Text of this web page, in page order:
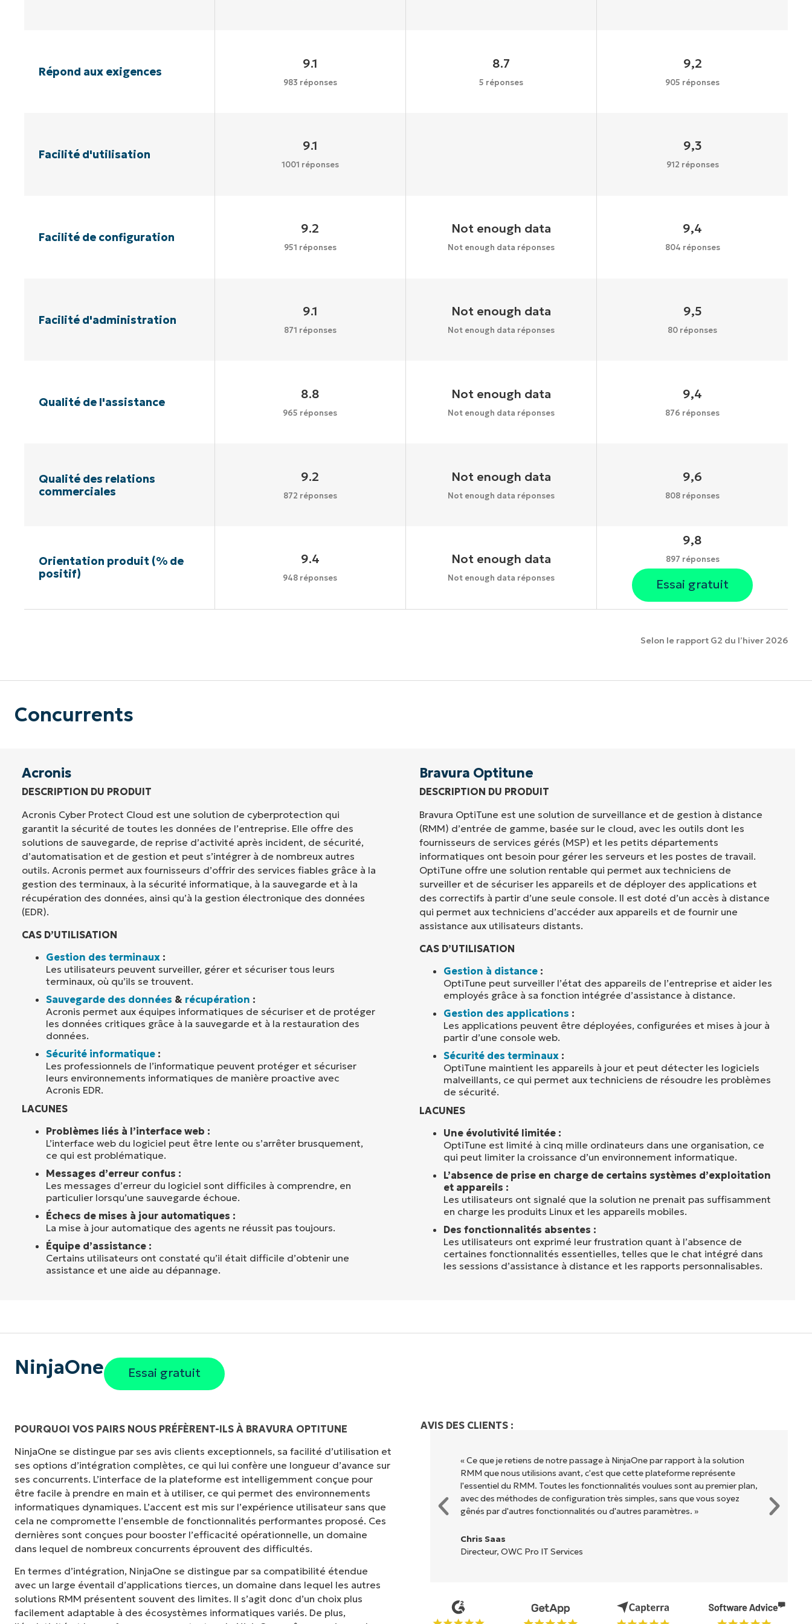
Répond aux exigences
9.1
983 réponses
8.7
5 réponses
9,2
905 réponses
Facilité d'utilisation
9.1
1001 réponses
9,3
912 réponses
Facilité de configuration
9.2
951 réponses
Not enough data
Not enough data réponses
9,4
804 réponses
Facilité d'administration
9.1
871 réponses
Not enough data
Not enough data réponses
9,5
80 réponses
Qualité de l'assistance
8.8
965 réponses
Not enough data
Not enough data réponses
9,4
876 réponses
Qualité des relations
commerciales
9.2
872 réponses
Not enough data
Not enough data réponses
9,6
808 réponses
Orientation produit (% de
positif)
9.4
948 réponses
Not enough data
Not enough data réponses
9,8
897 réponses
Essai gratuit
Selon le rapport G2 du l’hiver 2026
Concurrents
Acronis
DESCRIPTION DU PRODUIT
Acronis Cyber Protect Cloud est une solution de cyberprotection qui
garantit la sécurité de toutes les données de l’entreprise. Elle offre des
solutions de sauvegarde, de reprise d’activité après incident, de sécurité,
d’automatisation et de gestion et peut s’intégrer à de nombreux autres
outils. Acronis permet aux fournisseurs d’offrir des services fiables grâce à la
gestion des terminaux, à la sécurité informatique, à la sauvegarde et à la
récupération des données, ainsi qu’à la gestion électronique des données
(EDR).
CAS D’UTILISATION
Gestion des terminaux :
Les utilisateurs peuvent surveiller, gérer et sécuriser tous leurs
terminaux, où qu’ils se trouvent.
Sauvegarde des données & récupération :
Acronis permet aux équipes informatiques de sécuriser et de protéger
les données critiques grâce à la sauvegarde et à la restauration des
données.
Sécurité informatique :
Les professionnels de l’informatique peuvent protéger et sécuriser
leurs environnements informatiques de manière proactive avec
Acronis EDR.
LACUNES
Problèmes liés à l’interface web :
L’interface web du logiciel peut être lente ou s’arrêter brusquement,
ce qui est problématique.
Messages d’erreur confus :
Les messages d’erreur du logiciel sont difficiles à comprendre, en
particulier lorsqu’une sauvegarde échoue.
Échecs de mises à jour automatiques :
La mise à jour automatique des agents ne réussit pas toujours.
Équipe d’assistance :
Certains utilisateurs ont constaté qu’il était difficile d’obtenir une
assistance et une aide au dépannage.
Bravura Optitune
DESCRIPTION DU PRODUIT
Bravura OptiTune est une solution de surveillance et de gestion à distance
(RMM) d’entrée de gamme, basée sur le cloud, avec les outils dont les
fournisseurs de services gérés (MSP) et les petits départements
informatiques ont besoin pour gérer les serveurs et les postes de travail.
OptiTune offre une solution rentable qui permet aux techniciens de
surveiller et de sécuriser les appareils et de déployer des applications et
des correctifs à partir d’une seule console. Il est doté d’un accès à distance
qui permet aux techniciens d’accéder aux appareils et de fournir une
assistance aux utilisateurs distants.
CAS D’UTILISATION
Gestion à distance :
OptiTune peut surveiller l’état des appareils de l’entreprise et aider les
employés grâce à sa fonction intégrée d’assistance à distance.
Gestion des applications :
Les applications peuvent être déployées, configurées et mises à jour à
partir d’une console web.
Sécurité des terminaux :
OptiTune maintient les appareils à jour et peut détecter les logiciels
malveillants, ce qui permet aux techniciens de résoudre les problèmes
de sécurité.
LACUNES
Une évolutivité limitée :
OptiTune est limité à cinq mille ordinateurs dans une organisation, ce
qui peut limiter la croissance d’un environnement informatique.
L’absence de prise en charge de certains systèmes d’exploitation
et appareils :
Les utilisateurs ont signalé que la solution ne prenait pas suffisamment
en charge les produits Linux et les appareils mobiles.
Des fonctionnalités absentes :
Les utilisateurs ont exprimé leur frustration quant à l’absence de
certaines fonctionnalités essentielles, telles que le chat intégré dans
les sessions d’assistance à distance et les rapports personnalisables.
NinjaOne Essai gratuit
POURQUOI VOS PAIRS NOUS PRÉFÈRENT-ILS À BRAVURA OPTITUNE
NinjaOne se distingue par ses avis clients exceptionnels, sa facilité d’utilisation et
ses options d’intégration complètes, ce qui lui confère une longueur d’avance sur
ses concurrents. L’interface de la plateforme est intelligemment conçue pour
être facile à prendre en main et à utiliser, ce qui permet des environnements
informatiques dynamiques. L’accent est mis sur l’expérience utilisateur sans que
cela ne compromette l’ensemble de fonctionnalités performantes proposé. Ces
dernières sont conçues pour booster l’efficacité opérationnelle, un domaine
dans lequel de nombreux concurrents éprouvent des difficultés.
En termes d’intégration, NinjaOne se distingue par sa compatibilité étendue
avec un large éventail d’applications tierces, un domaine dans lequel les autres
solutions RMM présentent souvent des limites. Il s’agit donc d’un choix plus
facilement adaptable à des écosystèmes informatiques variés. De plus,
AVIS DES CLIENTS :
« NinjaOne est extrêmement simple d'utilisation grâce à une interface fluide
et des fonctionnalités back-end puissantes. Pas de configuration complexe
ou d'interface difficile à maîtriser. Toutes les options et tous les outils sont
clairement étiquetés, faciles à comprendre et il est très facile de s'y
retrouver. »
Ryan Reiffenberger
Reiffenberger.NET Technology Solutions
« Ce que je retiens de notre passage à NinjaOne par rapport à la solution
RMM que nous utilisions avant, c'est que cette plateforme représente
l'essentiel du RMM. Toutes les fonctionnalités voulues sont au premier plan,
avec des méthodes de configuration très simples, sans que vous soyez
gênés par d'autres fonctionnalités ou d'autres paramètres. »
Chris Saas
Directeur, OWC Pro IT Services
Company